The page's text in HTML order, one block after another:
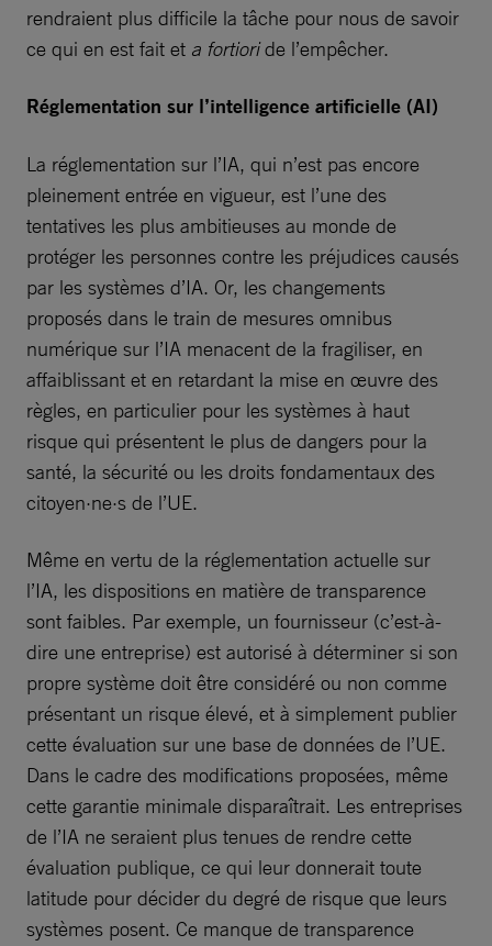
rendraient plus difficile la tâche pour nous de savoir
ce qui en est fait et a fortioride l’empêcher.
Réglementation sur l’intelligence artificielle (AI)
La réglementation sur l’IA, qui n’est pas encore
pleinement entrée en vigueur, est l’une des
tentatives les plus ambitieuses au monde de
protéger les personnes contre les préjudices causés
par les systèmes d’IA. Or, les changements
proposés dans le train de mesures omnibus
numérique sur l’IA menacent de la fragiliser, en
affaiblissant et en retardant la mise en œuvre des
règles, en particulier pour les systèmes à haut
risque qui présentent le plus de dangers pour la
santé, la sécurité ou les droits fondamentaux des
citoyen·ne·s de l’UE.
Même en vertu de la réglementation actuelle sur
l’IA, les dispositions en matière de transparence
sont faibles. Par exemple, un fournisseur (c’est-à-
dire une entreprise) est autorisé à déterminer si son
propre système doit être considéré ou non comme
présentant un risque élevé, et à simplement publier
cette évaluation sur une base de données de l’UE.
Dans le cadre des modifications proposées, même
cette garantie minimale disparaîtrait. Les entreprises
de l’IA ne seraient plus tenues de rendre cette
évaluation publique, ce qui leur donnerait toute
latitude pour décider du degré de risque que leurs
systèmes posent. Ce manque de transparence